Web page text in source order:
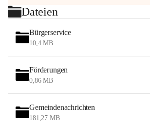
Dateien
Bürgerservice
10,4 MB
Förderungen
0,86 MB
Gemeindenachrichten
181,27 MB